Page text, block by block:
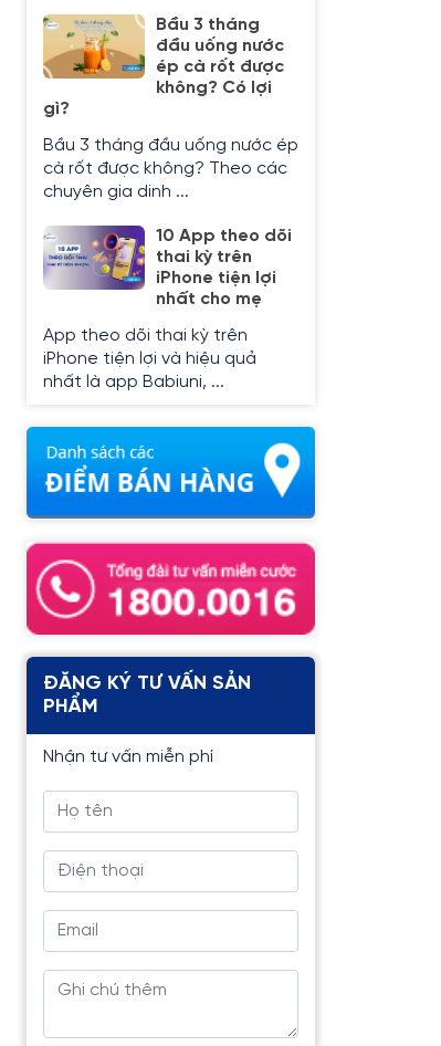
Bầu 3 tháng
đầu uống nước
ép cà rốt được
không? Có lợi
gì?
Bầu 3 tháng đầu uống nước ép
cà rốt được không? Theo các
chuyên gia dinh ...
10 App theo dõi
thai kỳ trên
iPhone tiện lợi
nhất cho mẹ
App theo dõi thai kỳ trên
iPhone tiện lợi và hiệu quả
nhất là app Babiuni, ...
ĐĂNG KÝ TƯ VẤN SẢN
PHẨM
Nhận tư vấn miễn phí